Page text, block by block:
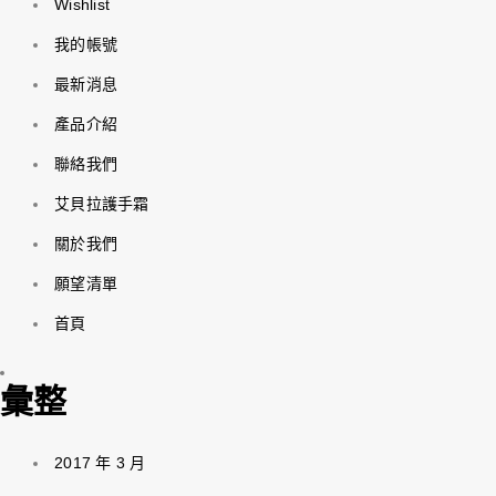
Wishlist
我的帳號
最新消息
產品介紹
聯絡我們
艾貝拉護手霜
關於我們
願望清單
首頁
彙整
2017 年 3 月